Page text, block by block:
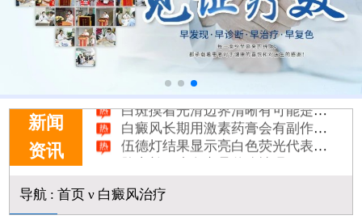
新闻
资讯
补骨脂泡酒真能治白癜风吗 有没有副作用
伍德灯下白斑比肉眼看到的更大正常吗
儿童下巴长小白点是什么原因
芦可替尼和他克莫司哪个治白癜风好
皮肤ct检测白斑对治疗有什么作用
白斑摸着光滑边界清晰有可能是哪种皮肤病
白癜风长期用激素药膏会有副作用吗
伍德灯结果显示亮白色荧光代表什么意思
脸上长了小白点是什么情况
导航: 首页ν 白癜风治疗